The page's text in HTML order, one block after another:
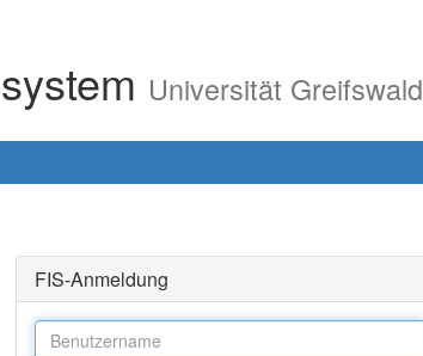
Universität Greifswald
FIS-Anmeldung